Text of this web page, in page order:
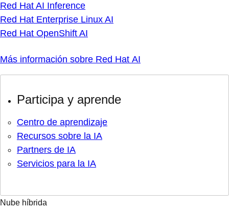
Red Hat AI Inference
Red Hat Enterprise Linux AI
Red Hat OpenShift AI
Más información sobre Red Hat AI
Participa y aprende
Centro de aprendizaje
Recursos sobre la IA
Partners de IA
Servicios para la IA
Nube híbrida